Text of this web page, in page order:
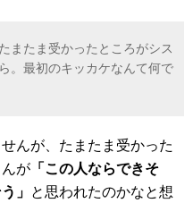
またま受かったところがシス
。最初のキッカケなんて何で
んが、たまたま受かった
が 「この人ならできそ
」 と思われたのかなと想